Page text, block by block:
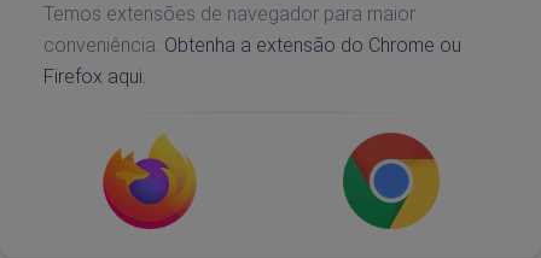
Temos extensões de navegador para maior
conveniência. Obtenha a extensão do Chrome ou
Firefox aqui.